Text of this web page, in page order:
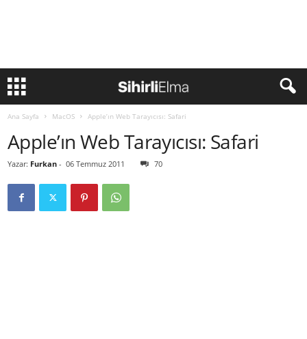
Ana Sayfa MacOS Apple’ın Web Tarayıcısı: Safari
Apple’ın Web Tarayıcısı: Safari
Yazar: Furkan - 06 Temmuz 2011 70